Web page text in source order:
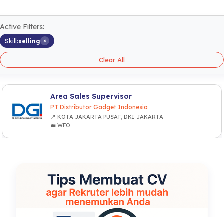
Active Filters:
Skill:selling ×
Clear All
Area Sales Supervisor
PT Distributor Gadget Indonesia
📍 KOTA JAKARTA PUSAT, DKI JAKARTA
💼 WFO